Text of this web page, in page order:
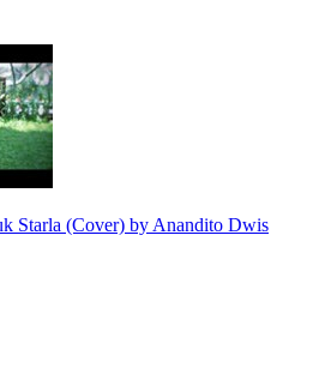
Starla (Cover) by Anandito Dwis